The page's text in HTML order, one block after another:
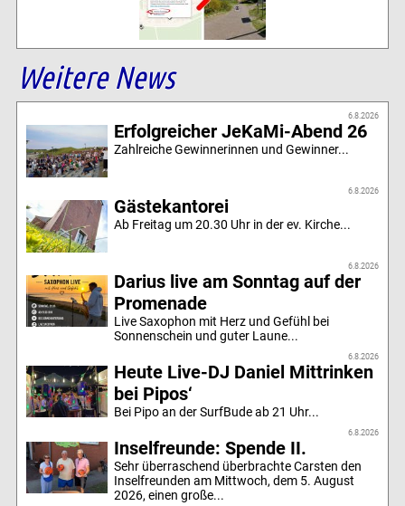
Weitere News
6.8.2026
Erfolgreicher JeKaMi-Abend 26
Zahlreiche Gewinnerinnen und Gewinner...
6.8.2026
Gästekantorei
Ab Freitag um 20.30 Uhr in der ev. Kirche...
6.8.2026
Darius live am Sonntag auf der
Promenade
Live Saxophon mit Herz und Gefühl bei
Sonnenschein und guter Laune...
6.8.2026
Heute Live-DJ Daniel Mittrinken
bei Pipos‘
Bei Pipo an der SurfBude ab 21 Uhr...
6.8.2026
Inselfreunde: Spende II.
Sehr überraschend überbrachte Carsten den
Inselfreunden am Mittwoch, dem 5. August
2026, einen große...